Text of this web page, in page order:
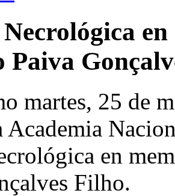
Necrológica
Paiva
martes, 25 de
en
Filho.